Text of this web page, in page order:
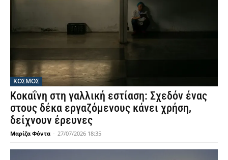
ΚΟΣΜΟΣ
Κοκαΐνη στη γαλλική εστίαση: Σχεδόν ένας
στους δέκα εργαζόμενους κάνει χρήση,
δείχνουν έρευνες
Μαρίζα Φόντα - 27/07/2026 18:35